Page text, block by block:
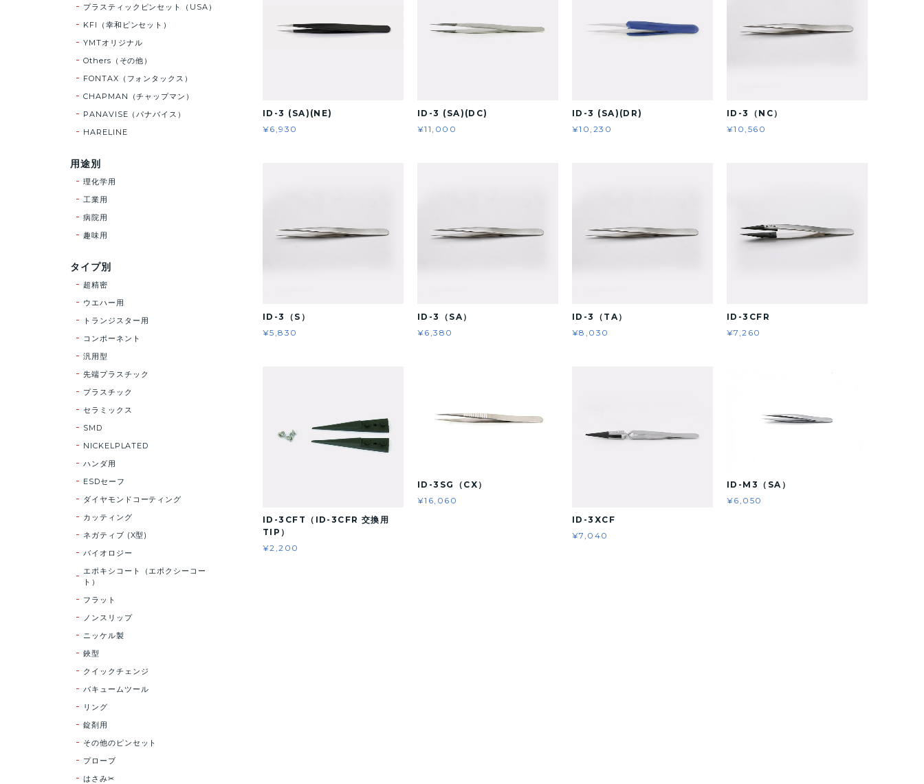
ID-3 (SA)(NE)
¥6,930
ID-3 (SA)(DC)
¥11,000
ID-3 (SA)(DR)
¥10,230
ID-3（NC）
¥10,560
ID-3（S）
¥5,830
ID-3（SA）
¥6,380
ID-3（TA）
¥8,030
ID-3CFR
¥7,260
ID-3CFT（ID-3CFR 交換用
TIP）
¥2,200
ID-3SG（CX）
¥16,060
ID-3XCF
¥7,040
ID-M3（SA）
¥6,050
プラスティックピンセット（USA）
KFI（幸和ピンセット）
YMTオリジナル
Others（その他）
FONTAX（フォンタックス）
CHAPMAN（チャップマン）
PANAVISE（パナバイス）
HARELINE
用途別
理化学用
工業用
病院用
趣味用
タイプ別
超精密
ウエハー用
トランジスター用
コンポーネント
汎用型
先端プラスチック
プラスチック
セラミックス
SMD
NICKELPLATED
ハンダ用
ESDセーフ
ダイヤモンドコーティング
カッティング
ネガティブ (X型)
バイオロジー
エポキシコート（エポクシーコー
ト）
フラット
ノンスリップ
ニッケル製
鋏型
クイックチェンジ
バキュームツール
リング
錠剤用
その他のピンセット
プローブ
はさみ✂